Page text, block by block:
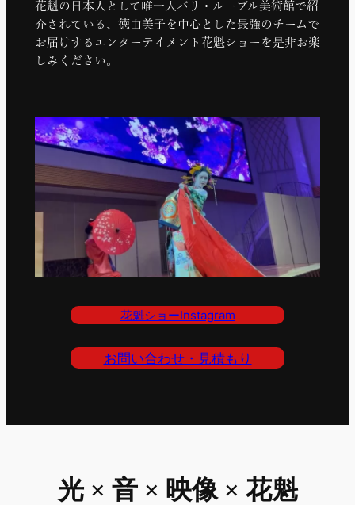
花魁の日本人として唯一人パリ・ルーブル美術館で紹
介されている、徳由美子を中心とした最強のチームで
お届けするエンターテイメント花魁ショーを是非お楽
しみください。
花魁ショーInstagram
お問い合わせ・見積もり
光 × 音 × 映像 × 花魁